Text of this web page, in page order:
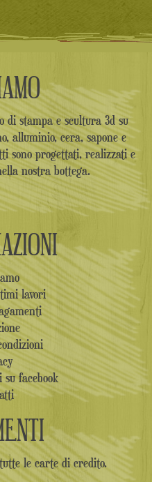
di stampa e scultura 3d su
alluminio, cera, sapone e
sono progettati, realizzati e
nostra bottega.
lavori
facebook
le carte di credito.